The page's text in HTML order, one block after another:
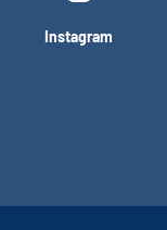
Instagram